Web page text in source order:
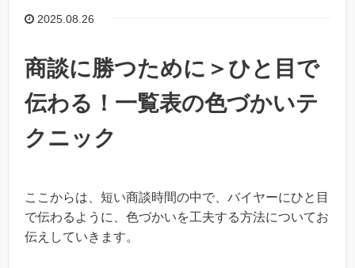
2025.08.26
商談に勝つために＞ひと目で
伝わる！一覧表の色づかいテ
クニック
ここからは、短い商談時間の中で、バイヤーにひと目
で伝わるように、色づかいを工夫する方法についてお
伝えしていきます。